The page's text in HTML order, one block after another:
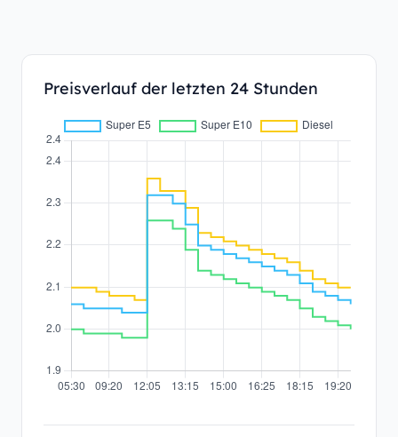
Preisverlauf der letzten 24 Stunden